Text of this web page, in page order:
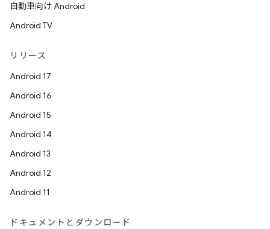
自動車向け Android
Android TV
リリース
Android 17
Android 16
Android 15
Android 14
Android 13
Android 12
Android 11
ドキュメントとダウンロード